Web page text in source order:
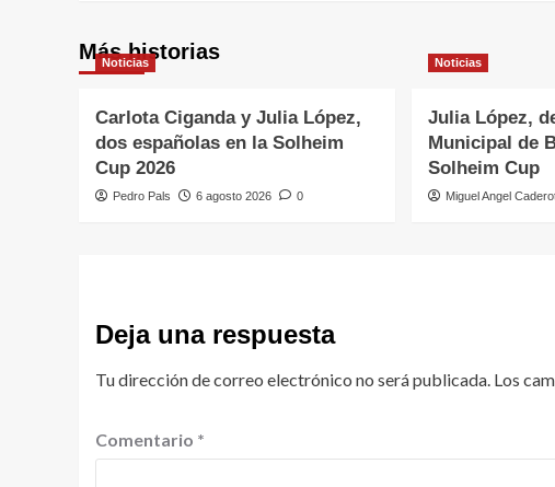
Más historias
Noticias
Carlota Ciganda y Julia López,
dos españolas en la Solheim
Cup 2026
Pedro Pals 6 agosto 2026 0
Noticias
Julia López,
Municipal de
Solheim Cup
Miguel Angel
Deja una respuesta
Tu dirección de correo electrónico no será publicada. Los
Comentario *